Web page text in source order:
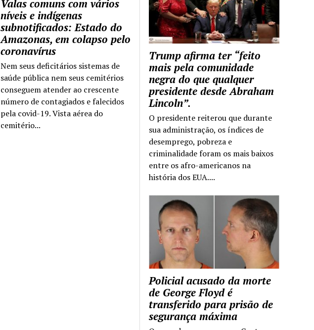
Trump afirma ter “feito
mais pela comunidade
negra do que qualquer
presidente desde Abraham
Lincoln”.
O presidente reiterou que durante
sua administração, os índices de
desemprego, pobreza e
criminalidade foram os mais baixos
entre os afro-americanos na
história dos EUA....
Policial acusado da morte
de George Floyd é
transferido para prisão de
segurança máxima
Valas comuns com vários
níveis e indígenas
subnotificados: Estado do
Amazonas, em colapso pelo
coronavírus
Nem seus deficitários sistemas de
saúde pública nem seus cemitérios
conseguem atender ao crescente
número de contagiados e falecidos
pela covid-19. Vista aérea do
cemitério...